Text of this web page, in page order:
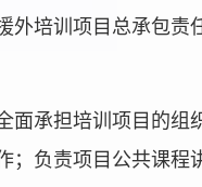
外培训项目总承包责
面承担培训项目的组
；负责项目公共课程